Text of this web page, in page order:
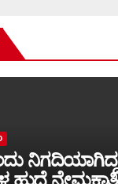
ನಿಗದಿಯಾಗಿದ್ದ
ಹುದ್ದೆ ನೇಮಕಾತಿ